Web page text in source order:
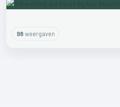
98weergaven